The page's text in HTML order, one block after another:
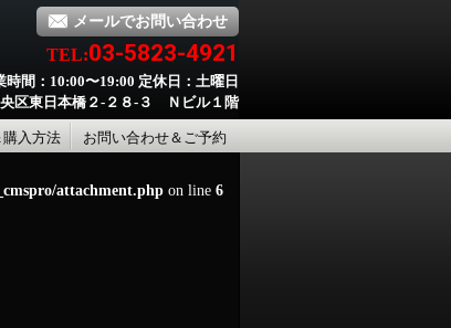
メールでお問い合わせ
TEL:03-5823-4921
時間：10:00〜19:00 定休日：土曜日
区東日本橋２-２８-３ Ｎビル１階
購入方法 お問い合わせ＆ご予約
attachment.php on line 6